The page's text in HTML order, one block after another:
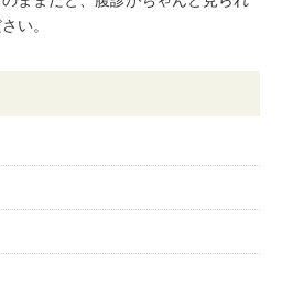
い。